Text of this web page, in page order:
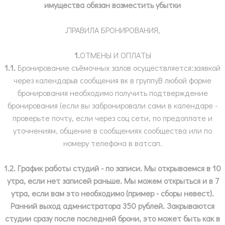
имущества обязан возместить убытки
.ПРАВИЛА БРОНИРОВАНИЯ,
1.ОТМЕНЫ И ОПЛАТЫ
1.1. Бронирование съёмочных залов осуществляется:заявкой
через календарьв сообщения вк в группуВ любой форме
бронирования необходимо получить подтверждение
бронирования (если вы забронировали сами в календаре -
проверьте почту, если через соц сети, по предоплате и
уточнениям, общение в сообщениях сообщества или по
номеру телефона в ватсап.
1.2. График работы студий - по записи. Мы открываемся в 10
утра, если нет записей раньше. Мы можем открыться и в 7
утра, если вам это необходимо (пример - сборы невест).
Ранний выход адмнистратора 350 рублей. Закрываются
студии сразу после последней брони, это может быть как в